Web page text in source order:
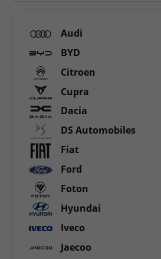
Audi
BYD
Citroen
Cupra
Dacia
DS Automobiles
Fiat
Ford
Foton
Hyundai
Iveco
Jaecoo